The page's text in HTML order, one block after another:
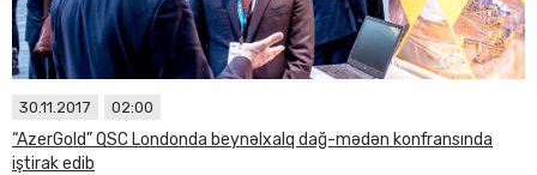
30.11.2017 02:00
“AzerGold” QSC Londonda beynəlxalq dağ-mədən konfransında
iştirak edib